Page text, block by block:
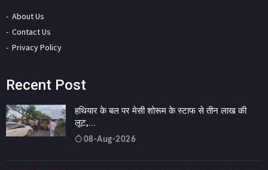
About Us
Contact Us
Privacy Policy
Recent Post
हथियार के बल पर मेसी शोरूम के स्टाफ से तीन लाख की
लूट,...
08-Aug-2026